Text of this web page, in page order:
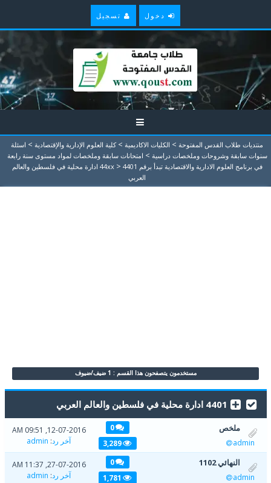
دخول تسجيل
منتديات طلاب القدس المفتوحة > الكليات الاكاديمية > كلية العلوم الإدارية والإقتصادية > اسئلة
سنوات سابقة وشروحات وملخصات دراسية > امتحانات سابقة وملخصات لمواد مستوى سنة رابعة
في برنامج العلوم الادارية والاقتصادية تبدأ برقم 44xx
>
4401 ادارة محلية في فلسطين والعالم
العربي
مستخدمون يتصفحون هذا القسم : 1 ضيف/ضيوف
4401 ادارة محلية في فلسطين والعالم العربي
ملخص
admin
0
3,289
12-07-2016, 09:51 AM
آخر رد:
admin
النهائي 1102
admin
0
1,781
27-07-2016, 11:37 AM
آخر رد:
admin